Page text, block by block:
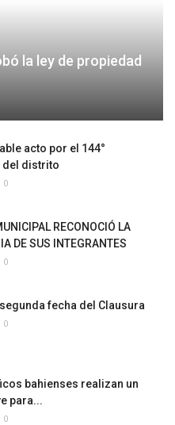
la ley de propiedad
acto por el 144°
del distrito
0
RECONOCIÓ LA
DE SUS INTEGRANTES
0
fecha del Clausura
0
bahienses realizan un
para...
0